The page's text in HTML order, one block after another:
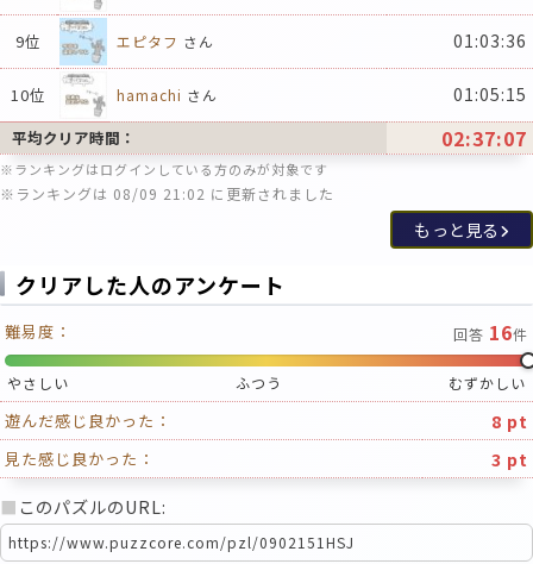
9位 エピタフ さん 01:03:36
10位 hamachi さん 01:05:15
平均クリア時間： 02:37:07
※ランキングはログインしている方のみが対象です
※ランキングは 08/09 21:02 に更新されました
もっと見る
クリアした人のアンケート
難易度： 回答 16件
やさしい ふつう むずかしい
遊んだ感じ良かった： 8 pt
見た感じ良かった：
3 pt
■ このパズルのURL: